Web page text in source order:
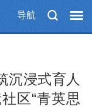
导航
沉浸式育人
区“青英思